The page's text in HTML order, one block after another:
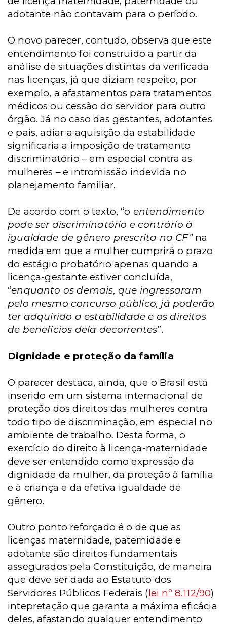
adotante não contavam para o período.
O novo parecer, contudo, observa que este
entendimento foi construído a partir da
análise de situações distintas da verificada
nas licenças, já que diziam respeito, por
exemplo, a afastamentos para tratamentos
médicos ou cessão do servidor para outro
órgão. Já no caso das gestantes, adotantes
e pais, adiar a aquisição da estabilidade
significaria a imposição de tratamento
discriminatório – em especial contra as
mulheres – e intromissão indevida no
planejamento familiar.
De acordo com o texto, “o entendimento
pode ser discriminatório e contrário à
igualdade de gênero prescrita na CF” na
medida em que a mulher cumprirá o prazo
do estágio probatório apenas quando a
licença-gestante estiver concluída,
“enquanto os demais, que ingressaram
pelo mesmo concurso público, já poderão
ter adquirido a estabilidade e os direitos
de benefícios dela decorrentes”.
Dignidade e proteção da família
O parecer destaca, ainda, que o Brasil está
inserido em um sistema internacional de
proteção dos direitos das mulheres contra
todo tipo de discriminação, em especial no
ambiente de trabalho. Desta forma, o
exercício do direito à licença-maternidade
deve ser entendido como expressão da
dignidade da mulher, da proteção à família
e à criança e da efetiva igualdade de
gênero.
Outro ponto reforçado é o de que as
licenças maternidade, paternidade e
adotante são direitos fundamentais
assegurados pela Constituição, de maneira
que deve ser dada ao Estatuto dos
Servidores Públicos Federais (lei nº 8.112/90)
intepretação que garanta a máxima eficácia
deles, afastando qualquer entendimento